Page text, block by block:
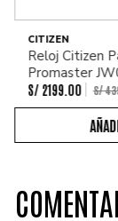
CITIZEN
Reloj Citizen
Promaster
S/ 2199. 00 S/